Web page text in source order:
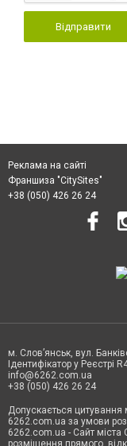
Відправити
Реклама на сайті
Франшиза "CitySites"
+38 (050) 426 26 24
м. Слов’янськ, вул.
Ідентифікатор у Реєстрі
info@6262.com.ua
+38 (050) 426 26 24
Допускається цитування
6262.com.ua за умови
6262.com.ua - Сайт міста
розміщення прямого,